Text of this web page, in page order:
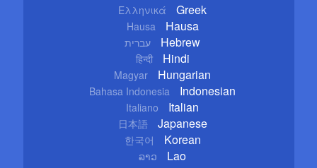
Ελληνικά Greek
Hausa Hausa
עברית Hebrew
हिन्दी Hindi
Magyar Hungarian
Bahasa Indonesia Indonesian
Italiano Italian
日本語 Japanese
한국어 Korean
ລາວ Lao